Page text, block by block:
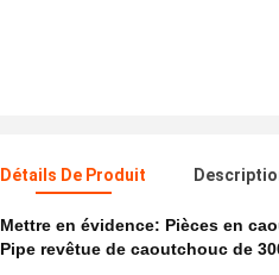
Détails De Produit
Mettre en évidence: Pièces en
Pipe revêtue de caoutchouc de